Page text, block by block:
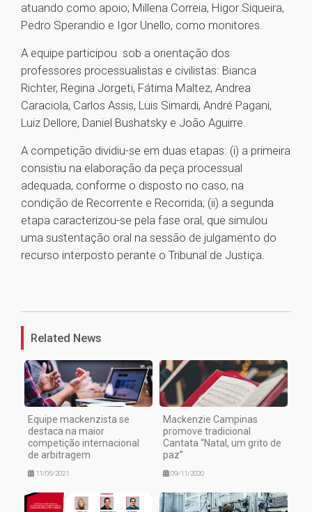
atuando como apoio; Millena Correia, Higor Siqueira,
Pedro Sperandio e Igor Unello, como monitores.
A equipe participou sob a orientação dos
professores processualistas e civilistas: Bianca
Richter, Regina Jorgeti, Fátima Maltez, Andrea
Caraciola, Carlos Assis, Luis Simardi, André Pagani,
Luiz Dellore, Daniel Bushatsky e João Aguirre.
A competição dividiu-se em duas etapas: (i) a primeira
consistiu na elaboração da peça processual
adequada, conforme o disposto no caso, na
condição de Recorrente e Recorrida; (ii) a segunda
etapa caracterizou-se pela fase oral, que simulou
uma sustentação oral na sessão de julgamento do
recurso interposto perante o Tribunal de Justiça.
Related News
Equipe mackenzista se
destaca na maior
competição internacional
de arbitragem
11/05/2021
Mackenzie Campinas
promove tradicional
Cantata “Natal, um grito de
paz”
09/11/2020